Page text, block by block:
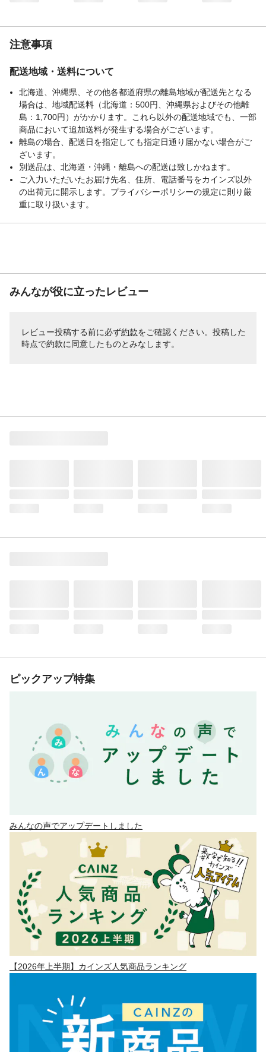
注意事項
配送地域・送料について
北海道、沖縄県、その他各都道府県の離島地域が配送先となる
場合は、地域配送料（北海道：500円、沖縄県およびその他離
島：1,700円）がかかります。これら以外の配送地域でも、一部
商品において追加送料が発生する場合がございます。
離島の場合、配送日を指定しても指定日通り届かない場合がご
ざいます。
別送品は、北海道・沖縄・離島への配送は致しかねます。
ご入力いただいたお届け先名、住所、電話番号をカインズ以外
の出荷元に開示します。プライバシーポリシーの規定に則り厳
重に取り扱います。
みんなが役に立ったレビュー
レビュー投稿する前に必ず約款をご確認ください。投稿した
時点で約款に同意したものとみなします。
ピックアップ特集
みんなの声でアップデートしました
【2026年上半期】カインズ人気商品ランキング